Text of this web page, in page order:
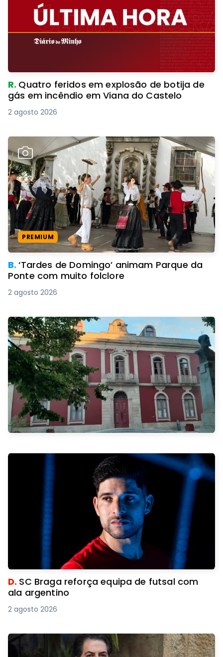
R. Quatro feridos em explosão de botija de
gás em incêndio em Viana do Castelo
2 agosto 2026
PREMIUM
B.‘Tardes de Domingo’ animam Parque da
Ponte com muito folclore
2 agosto 2026
D. SC Braga reforça equipa de futsal com
ala argentino
2 agosto 2026